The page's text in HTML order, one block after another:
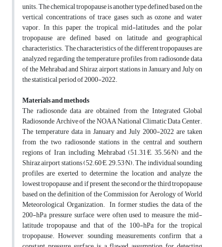
units. The chemical tropopause is another type defined based on the
vertical concentrations of trace gases such as ozone and water
vapor. In this paper, the tropical, mid-latitudes, and the polar
tropopause are defined based on latitude and geographical
characteristics. The characteristics of the different tropopauses are
analyzed regarding the temperature profiles from radiosonde data
of the Mehrabad and Shiraz airport stations in January and July on
the statistical period of 2000-2022.
Materials and methods
The radiosonde data are obtained from the Integrated Global
Radiosonde Archive of the NOAA National Climatic Data Center.
The temperature data in January and July 2000-2022 are taken
from the two radiosonde stations in the central and southern
regions of Iran, including Mehrabad (51.31°E, 35.56°N) and the
Shiraz airport stations (52.60°E, 29.53°N). The individual sounding
profiles are exerted to determine the location and analyze the
lowest tropopause and, if present, the second or the third tropopause
based on the definition of the Commission for Aerology of World
Meteorological Organization. In former studies, the data of the
200-hPa pressure surface were often used to measure the mid-
latitude tropopause and that of the 100-hPa for the tropical
tropopause. However, sounding measurements confirm that a